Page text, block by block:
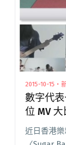
2015-10-15・
數字代
位 MV 大
近日香港